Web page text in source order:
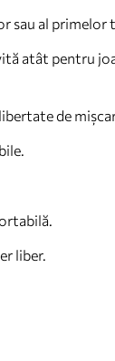
sau al primelor
atât pentru
de
liber.